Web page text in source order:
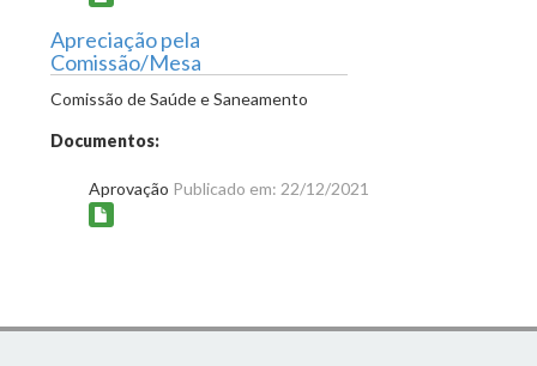
Apreciação pela
Comissão/Mesa
Comissão de Saúde e Saneamento
Documentos:
Aprovação Publicado em: 22/12/2021